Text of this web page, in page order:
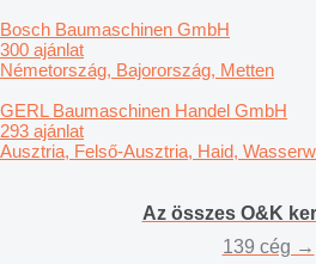
Bosch Baumaschinen GmbH
300 ajánlat
Németország, Bajorország, Metten
GERL Baumaschinen Handel GmbH
293 ajánlat
Ausztria, Felső-Ausztria, Haid,
Az összes O&K
139 cég →